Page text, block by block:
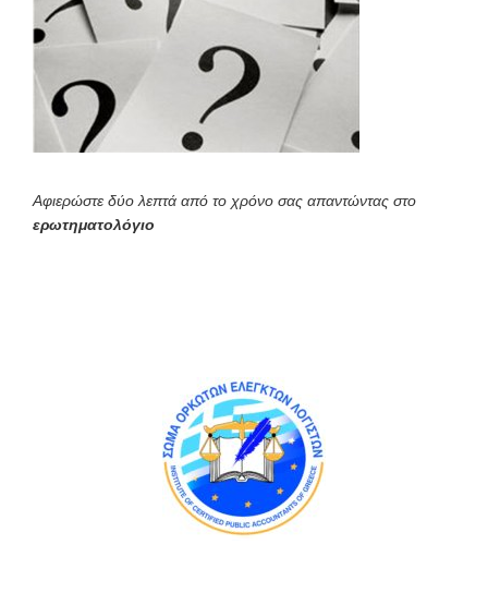
Αφιερώστε δύο λεπτά από το χρόνο σας απαντώντας στο
ερωτηματολόγιο